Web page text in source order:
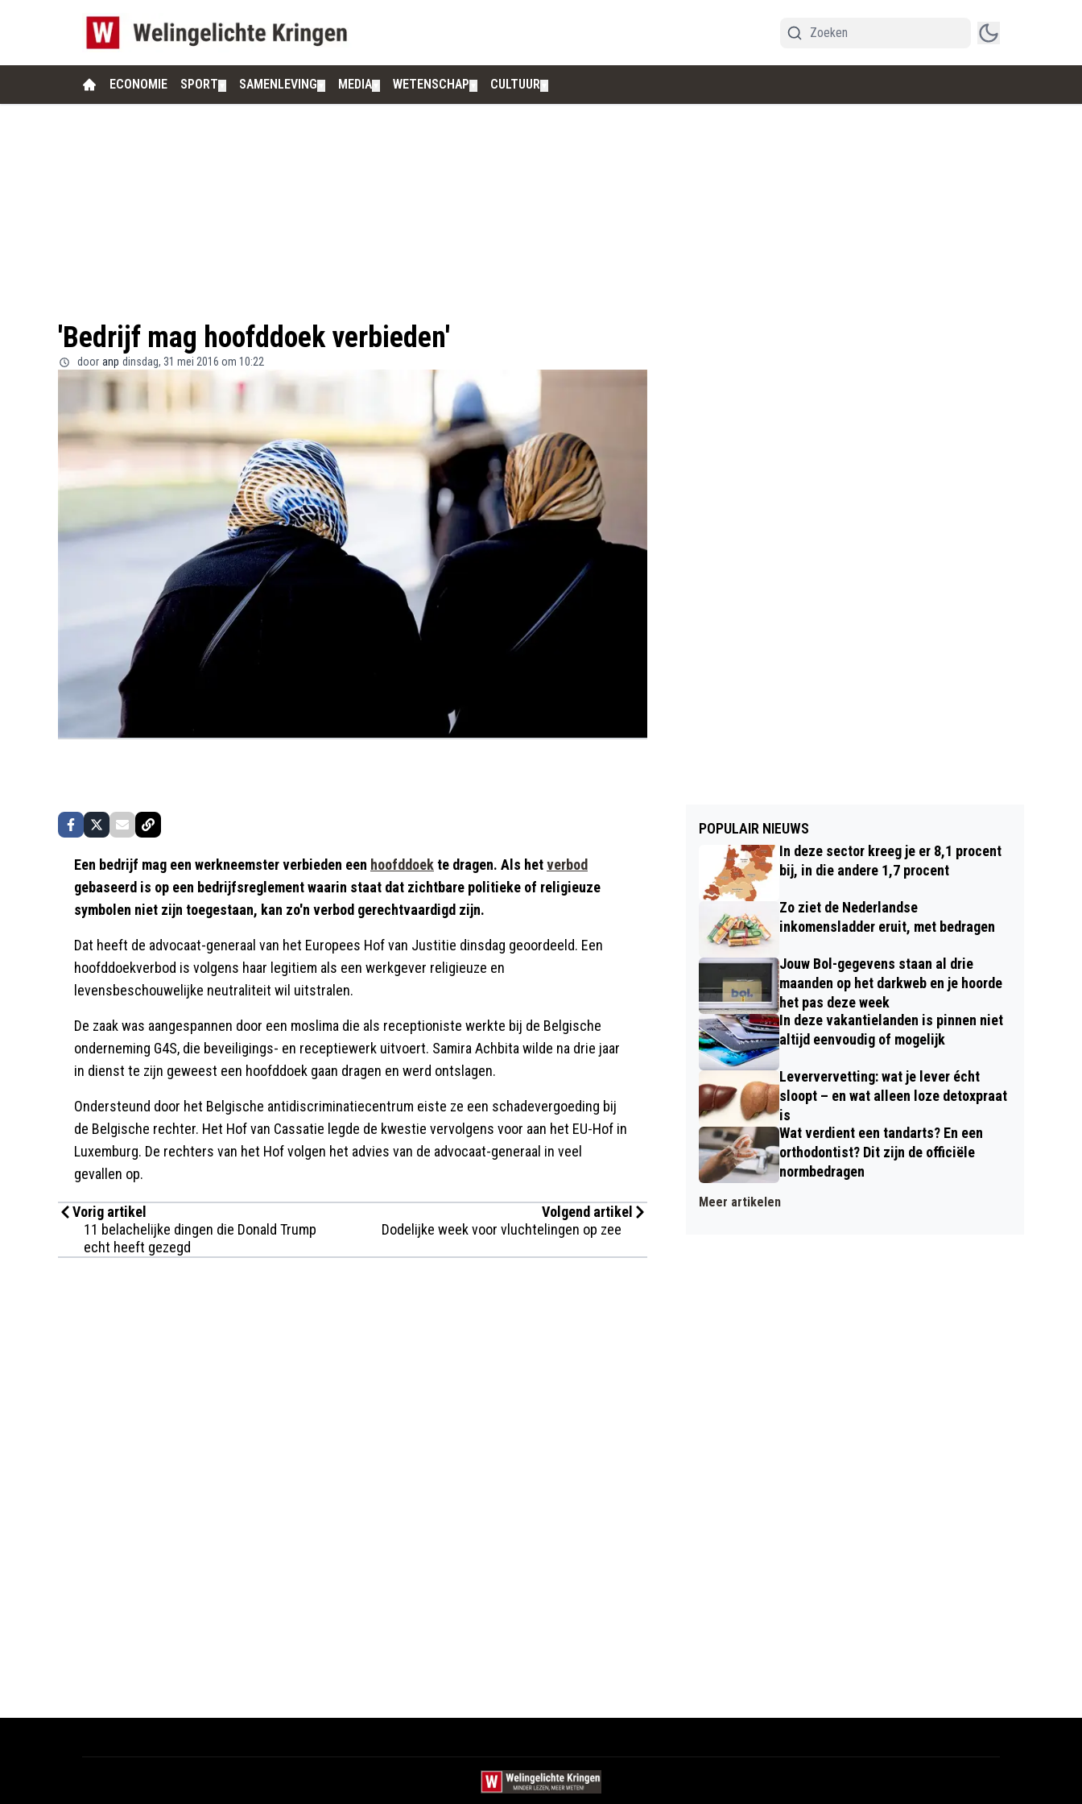
ECONOMIE SPORT SAMENLEVING MEDIA WETENSCHAP CULTUUR
'Bedrijf mag hoofddoek verbieden'
door anp dinsdag, 31 mei 2016 om 10:22
Een bedrijf mag een werkneemster verbieden een hoofddoekte dragen. Als hetverbod
gebaseerd is op een bedrijfsreglement waarin staat dat zichtbare politieke of religieuze
symbolen niet zijn toegestaan, kan zo'n verbod gerechtvaardigd zijn.
Dat heeft de advocaat-generaal van het Europees Hof van Justitie dinsdag geoordeeld. Een
hoofddoekverbod is volgens haar legitiem als een werkgever religieuze en
levensbeschouwelijke neutraliteit wil uitstralen.
De zaak was aangespannen door een moslima die als receptioniste werkte bij de Belgische
onderneming G4S, die beveiligings- en receptiewerk uitvoert. Samira Achbita wilde na drie jaar
in dienst te zijn geweest een hoofddoek gaan dragen en werd ontslagen.
Ondersteund door het Belgische antidiscriminatiecentrum eiste ze een schadevergoeding bij
de Belgische rechter. Het Hof van Cassatie legde de kwestie vervolgens voor aan het EU-Hof in
Luxemburg. De rechters van het Hof volgen het advies van de advocaat-generaal in veel
gevallen op.
Vorig artikel
11 belachelijke dingen die Donald Trump
echt heeft gezegd
Volgend artikel
Dodelijke week voor vluchtelingen op zee
POPULAIR NIEUWS
In deze sector kreeg je er 8,1 procent
bij, in die andere 1,7 procent
Zo ziet de Nederlandse
inkomensladder eruit, met bedragen
Jouw Bol-gegevens staan al drie
maanden op het darkweb en je hoorde
het pas deze week
In deze vakantielanden is pinnen niet
altijd eenvoudig of mogelijk
Leververvetting: wat je lever écht
sloopt – en wat alleen loze detoxpraat
is
Wat verdient een tandarts? En een
orthodontist? Dit zijn de officiële
normbedragen
Meer artikelen